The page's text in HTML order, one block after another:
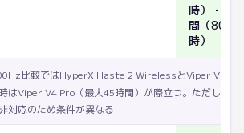
時）・最
間（
時）
比較ではHyperX Haste 2 WirelessとViper V3
はViper V4 Pro（最大45時間）が際立つ。ただし
対応のため条件が異なる